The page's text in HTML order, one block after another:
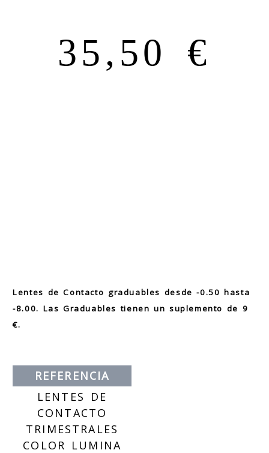
35,50 €
Lentes de Contacto graduables desde -0.50 hasta
-8.00. Las Graduables tienen un suplemento de 9
€.
REFERENCIA
LENTES DE
CONTACTO
TRIMESTRALES
COLOR LUMINA